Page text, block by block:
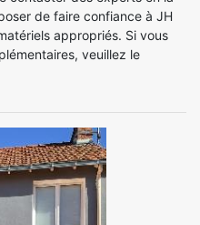
de faire confiance à JH
appropriés. Si vous
veuillez le